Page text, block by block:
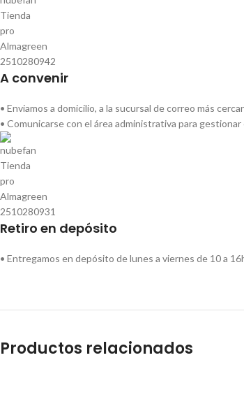
A convenir
• Enviamos a domicilio, a la sucursal de correo más
• Comunicarse con el área administrativa para
Retiro en depósito
• Entregamos en depósito de lunes a viernes de 10 a
Productos relacionados